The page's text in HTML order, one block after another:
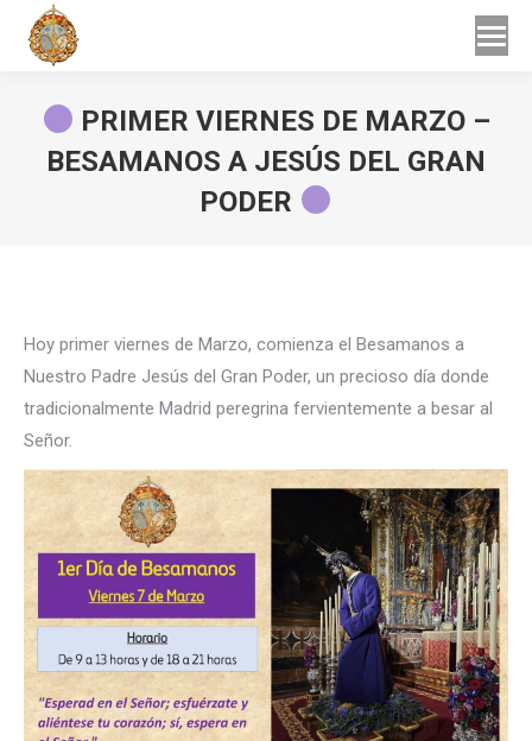
PRIMER VIERNES DE MARZO –
BESAMANOS A JESÚS DEL GRAN
PODER
Hoy primer viernes de Marzo, comienza el Besamanos a
Nuestro Padre Jesús del Gran Poder, un precioso día donde
tradicionalmente Madrid peregrina fervientemente a besar al
Señor.